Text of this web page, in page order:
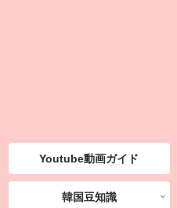
Youtube動画ガイド
韓国豆知識